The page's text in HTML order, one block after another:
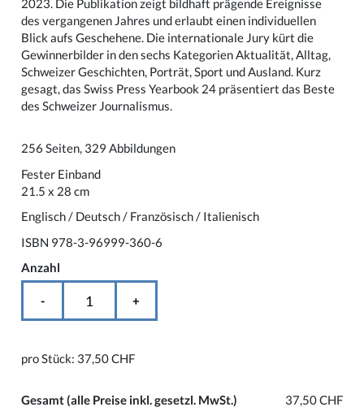
2023. Die Publikation zeigt bildhaft prägende Ereignisse
des vergangenen Jahres und erlaubt einen individuellen
Blick aufs Geschehene. Die internationale Jury kürt die
Gewinnerbilder in den sechs Kategorien Aktualität, Alltag,
Schweizer Geschichten, Porträt, Sport und Ausland. Kurz
gesagt, das Swiss Press Yearbook 24 präsentiert das Beste
des Schweizer Journalismus.
256 Seiten, 329 Abbildungen
Fester Einband
21.5 x 28 cm
Englisch / Deutsch / Französisch / Italienisch
ISBN 978-3-96999-360-6
Anzahl
- +
pro Stück: 37,50 CHF
Gesamt(alle Preise inkl. gesetzl. MwSt.) 37,50 CHF